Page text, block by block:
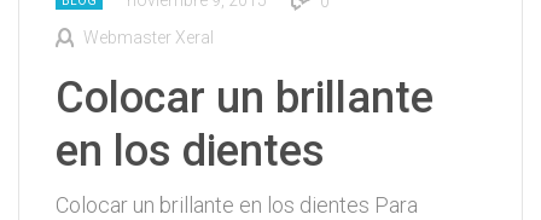
Webmaster Xeral
Colocar un brillante
en los dientes
Colocar un brillante en los dientes Para